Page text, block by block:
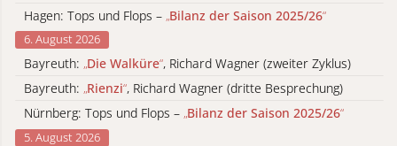
Hagen: Tops und Flops – „Bilanz der Saison 2025/26“
6. August 2026
Bayreuth: „Die Walküre“, Richard Wagner (zweiter Zyklus)
Bayreuth: „Rienzi“, Richard Wagner (dritte Besprechung)
Nürnberg: Tops und Flops – „Bilanz der Saison 2025/26“
5. August 2026